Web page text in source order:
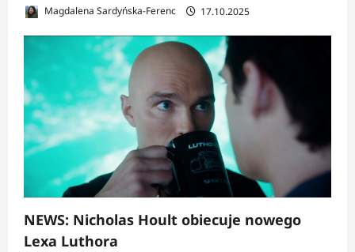
Magdalena Sardyńska-Ferenc 17.10.2025
NEWS: Nicholas Hoult obiecuje nowego
Lexa Luthora